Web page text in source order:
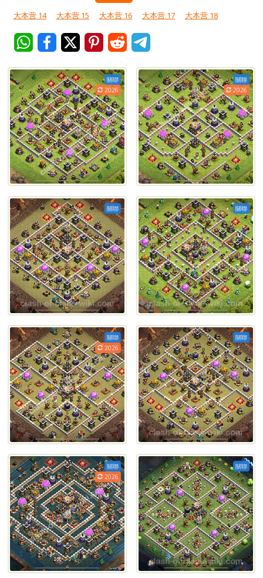
大本营 14
大本营 15 大本营 16 大本营 17 大本营 18
關聯
2026
關聯
2026
關聯 關聯
關聯
2026
關聯
關聯
2026
關聯